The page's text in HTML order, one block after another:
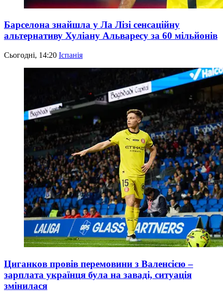
Барселона знайшла у Ла Лізі сенсаційну
альтернативу Хуліану Альваресу за 60 мільйонів
Сьогодні, 14:20 Іспанія
Циганков провів перемовини з Валенсією –
зарплата українця була на заваді, ситуація
змінилася